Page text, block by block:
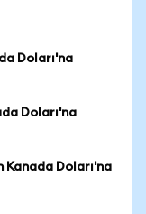
Doları'na
Doları'na
Kanada Doları'na